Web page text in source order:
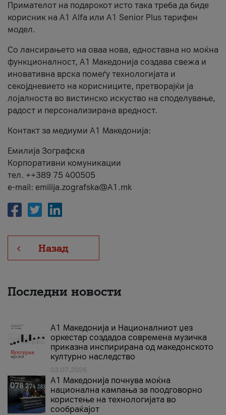
Примателот на подарокот исто така треба да биде
корисник на А1 Alfa или A1 Senior Plus тарифен
модел.
Со лансирањето на оваа нова, едноставна но моќна
функционалност, А1 Македонија создава свежа и
иновативна врска помеѓу технологијата и
секојдневието на корисниците, претворајќи ја
лојалноста во вистинско искуство на споделување,
радост и персонализирана вредност.
Контакт за медиуми А1 Македонија:
Емилија Зографска
Корпоративни комуникации
тел. ++389 75 400505
e-mail: emilija.zografska@A1.mk
Назад
Последни новости
А1 Македонија и Националниот џез
оркестар создадоа современа музичка
приказна инспирирана од македонското
културно наследство
03.07.2026
A1 Македонија почнува моќна
национална кампања за поодговорно
користење на технологијата во
сообраќајот